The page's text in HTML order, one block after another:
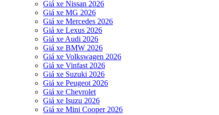
Giá xe Nissan 2026
Giá xe MG 2026
Giá xe Mercedes 2026
Giá xe Lexus 2026
Giá xe Audi 2026
Giá xe BMW 2026
Giá xe Volkswagen 2026
Giá xe Vinfast 2026
Giá xe Suzuki 2026
Giá xe Peugeot 2026
Giá xe Chevrolet
Giá xe Isuzu 2026
Giá xe Mini Cooper 2026